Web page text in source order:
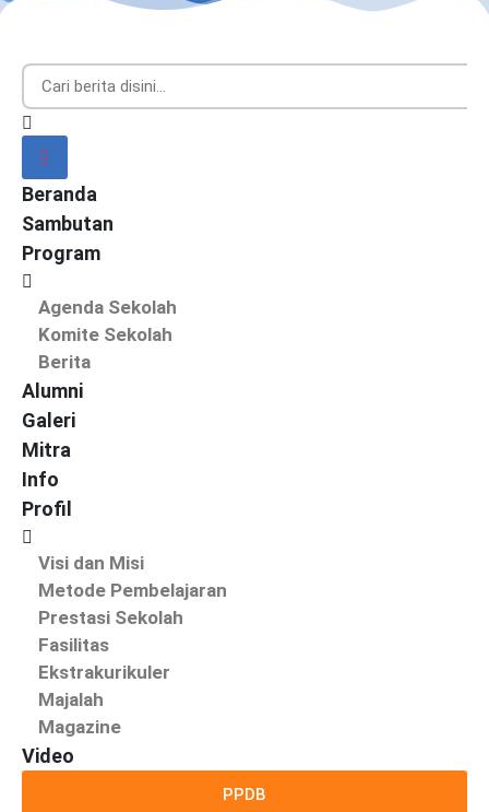
Beranda
Sambutan
Program
Agenda Sekolah
Komite Sekolah
Berita
Alumni
Galeri
Mitra
Info
Profil
Visi dan Misi
Metode Pembelajaran
Prestasi Sekolah
Fasilitas
Ekstrakurikuler
Majalah
Magazine
Video
PPDB